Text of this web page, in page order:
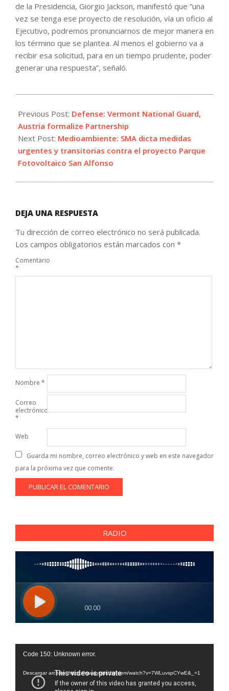
de la Presidencia, Giorgio Jackson, manifestó que ”una
vez se tenga ese proyecto de resolución, vía un oficio al
Ejecutivo, podremos pronunciarnos de mejor manera en
los término que se plantea. Al menos el gobierno va a
recibir esa solicitud, para en un tiempo prudente, poder
generar una respuesta”, señaló.
07-
20
Previous Post: Defense: Vermont National Guard,
Austria formalize Partnership
Next Post: Medioambiente: SMA dicta medidas
urgentes y transitorias contra el proyecto Parque
Fotovoltaico San Alfonso
DEJA UNA RESPUESTA
Tu dirección de correo electrónico no será publicada.
Los campos obligatorios están marcados con *
Comentario
*
Nombre *
Correo
electrónico
*
Web
Guarda mi nombre, correo electrónico y web en este navegador
para la próxima vez que comente.
RADIO
Reproductor
vídeo
Code 150: Unknown error.
Descargar archivo: https://www.youtube.com/watch?v=7WLuvspCYwE&_=1